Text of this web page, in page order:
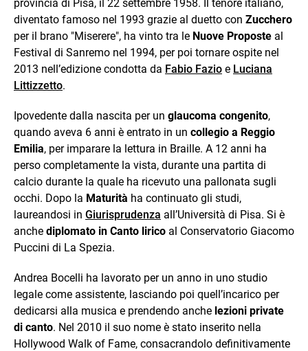
provincia di Pisa, il 22 settembre 1958. Il tenore italiano,
diventato famoso nel 1993 grazie al duetto con Zucchero
per il brano "Miserere", ha vinto tra le Nuove Proposte al
Festival di Sanremo nel 1994, per poi tornare ospite nel
2013 nell’edizione condotta da Fabio Fazio e Luciana
Littizzetto.
Ipovedente dalla nascita per un glaucoma congenito,
quando aveva 6 anni è entrato in un collegio a Reggio
Emilia, per imparare la lettura in Braille. A 12 anni ha
perso completamente la vista, durante una partita di
calcio durante la quale ha ricevuto una pallonata sugli
occhi. Dopo la Maturità ha continuato gli studi,
laureandosi in Giurisprudenza all’Università di Pisa. Si è
anche diplomato in Canto lirico al Conservatorio Giacomo
Puccini di La Spezia.
Andrea Bocelli ha lavorato per un anno in uno studio
legale come assistente, lasciando poi quell’incarico per
dedicarsi alla musica e prendendo anche lezioni private
di canto. Nel 2010 il suo nome è stato inserito nella
Hollywood Walk of Fame, consacrandolo definitivamente